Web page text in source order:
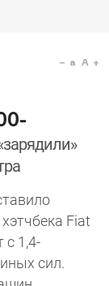
a A
Fiat
с 1,4-
сил.